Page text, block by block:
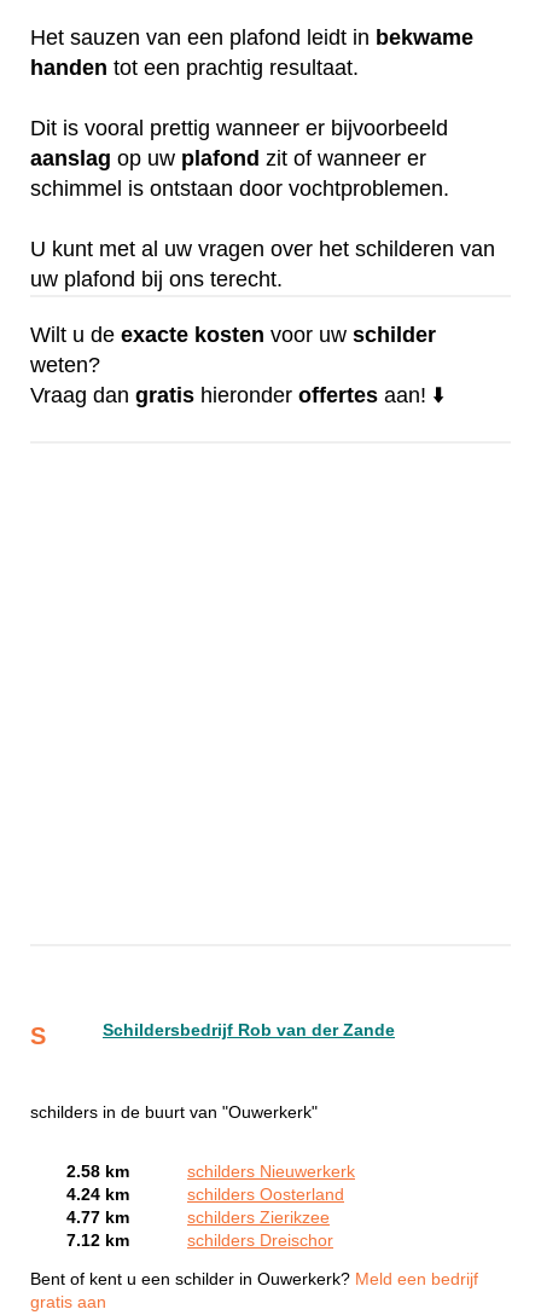
Het sauzen van een plafond leidt in bekwame
handen tot een prachtig resultaat.
Dit is vooral prettig wanneer er bijvoorbeeld
aanslag op uw plafond zit of wanneer er
schimmel is ontstaan door vochtproblemen.
U kunt met al uw vragen over het schilderen van
uw plafond bij ons terecht.
Wilt u de exacte kosten voor uw schilder
weten?
Vraag dan gratis hieronder offertes aan! ⬇️
S Schildersbedrijf Rob van der Zande
schilders in de buurt van "Ouwerkerk"
2.58 km
schilders Nieuwerkerk
4.24 km
schilders Oosterland
4.77 km
schilders Zierikzee
7.12 km
schilders Dreischor
Bent of kent u een schilder in Ouwerkerk? Meld een bedrijf
gratis aan